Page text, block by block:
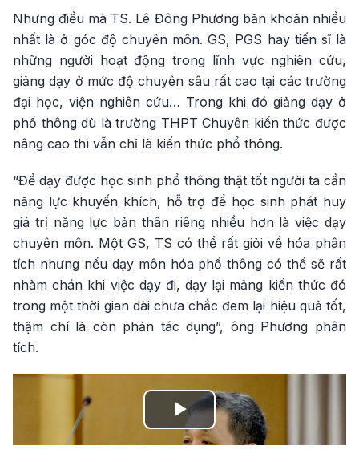
Nhưng điều mà TS. Lê Đông Phương băn khoăn nhiều
nhất là ở góc độ chuyên môn. GS, PGS hay tiến sĩ là
những người hoạt động trong lĩnh vực nghiên cứu,
giảng dạy ở mức độ chuyên sâu rất cao tại các trường
đại học, viện nghiên cứu… Trong khi đó giảng dạy ở
phổ thông dù là trường THPT Chuyên kiến thức được
nâng cao thì vẫn chỉ là kiến thức phổ thông.
“Để dạy được học sinh phổ thông thật tốt người ta cần
năng lực khuyến khích, hỗ trợ để học sinh phát huy
giá trị năng lực bản thân riêng nhiều hơn là việc dạy
chuyên môn. Một GS, TS có thể rất giỏi về hóa phân
tích nhưng nếu dạy môn hóa phổ thông có thể sẽ rất
nhàm chán khi việc dạy đi, dạy lại mảng kiến thức đó
trong một thời gian dài chưa chắc đem lại hiệu quả tốt,
thậm chí là còn phản tác dụng”, ông Phương phân
tích.
Play